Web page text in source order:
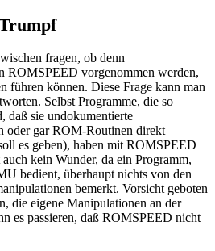
fragen, ob denn
ROMSPEED vorgenommen werden,
führen können. Diese Frage kann man
Selbst Programme, die so
daß sie undokumentierte
oder gar ROM-Routinen direkt
es geben), haben mit ROMSPEED
kein Wunder, da ein Programm,
bedient, überhaupt nichts von den
bemerkt. Vorsicht geboten
die eigene Manipulationen an der
es passieren, daß ROMSPEED nicht